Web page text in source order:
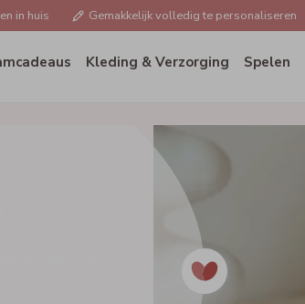
in huis Gemakkelijk volledig te personaliseren
Kleding & Verzorging Spelen